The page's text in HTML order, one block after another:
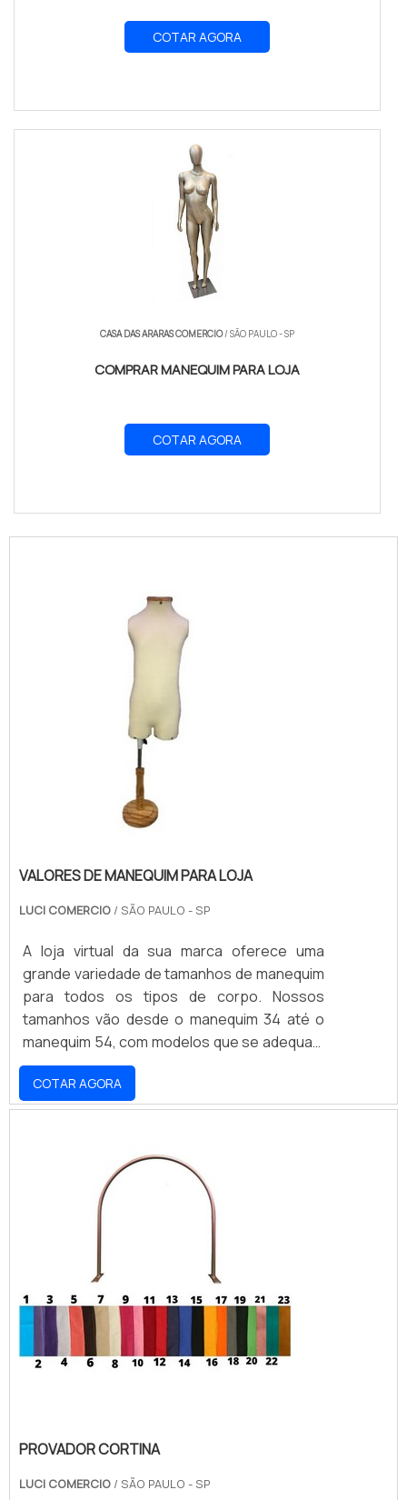
COTAR AGORA
CASA DAS ARARAS COMERCIO/ SÃO PAULO - SP
COMPRAR MANEQUIM PARA LOJA
COTAR AGORA
VALORES DE MANEQUIM PARA LOJA
LUCI COMERCIO / SÃO PAULO - SP
A loja virtual da sua marca oferece uma
grande variedade de tamanhos de manequim
para todos os tipos de corpo. Nossos
tamanhos vão desde o manequim 34 até o
manequim 54, com modelos que se adequam
a todos os estilos e ocasiões. Nossos
produtos são fabricados com materiais de
alta qualidade e resistência, garantindo
oportunidade de encontrar o manequim ideal
para você e aproveite nossos preços
acessíveis.
COTAR AGORA
PROVADOR CORTINA
LUCI COMERCIO / SÃO PAULO - SP